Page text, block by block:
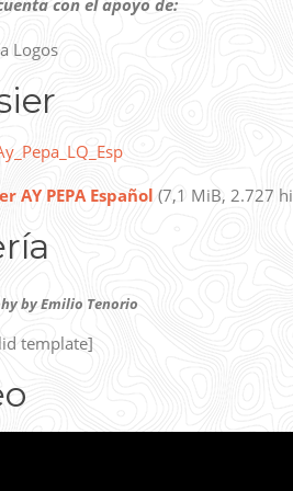
AY PEPA Español (7,1 MiB, 2.727
by Emilio Tenorio
template]